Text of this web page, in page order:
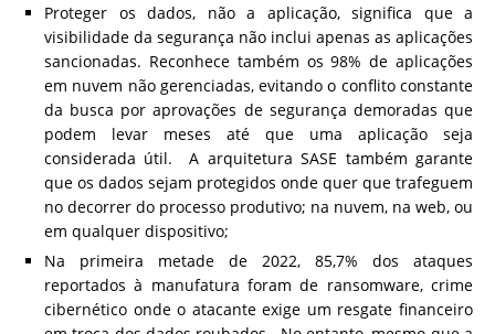
Proteger os dados, não a aplicação, significa que a
visibilidade da segurança não inclui apenas as aplicações
sancionadas. Reconhece também os 98% de aplicações
em nuvem não gerenciadas, evitando o conflito constante
da busca por aprovações de segurança demoradas que
podem levar meses até que uma aplicação seja
considerada útil. A arquitetura SASE também garante
que os dados sejam protegidos onde quer que trafeguem
no decorrer do processo produtivo; na nuvem, na web, ou
em qualquer dispositivo;
Na primeira metade de 2022, 85,7% dos ataques
reportados à manufatura foram de ransomware, crime
cibernético onde o atacante exige um resgate financeiro